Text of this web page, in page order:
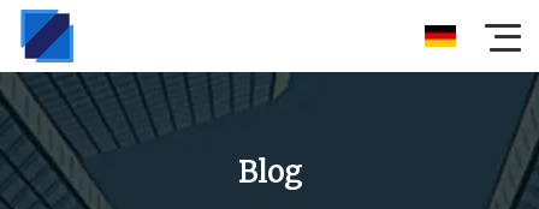
Blog